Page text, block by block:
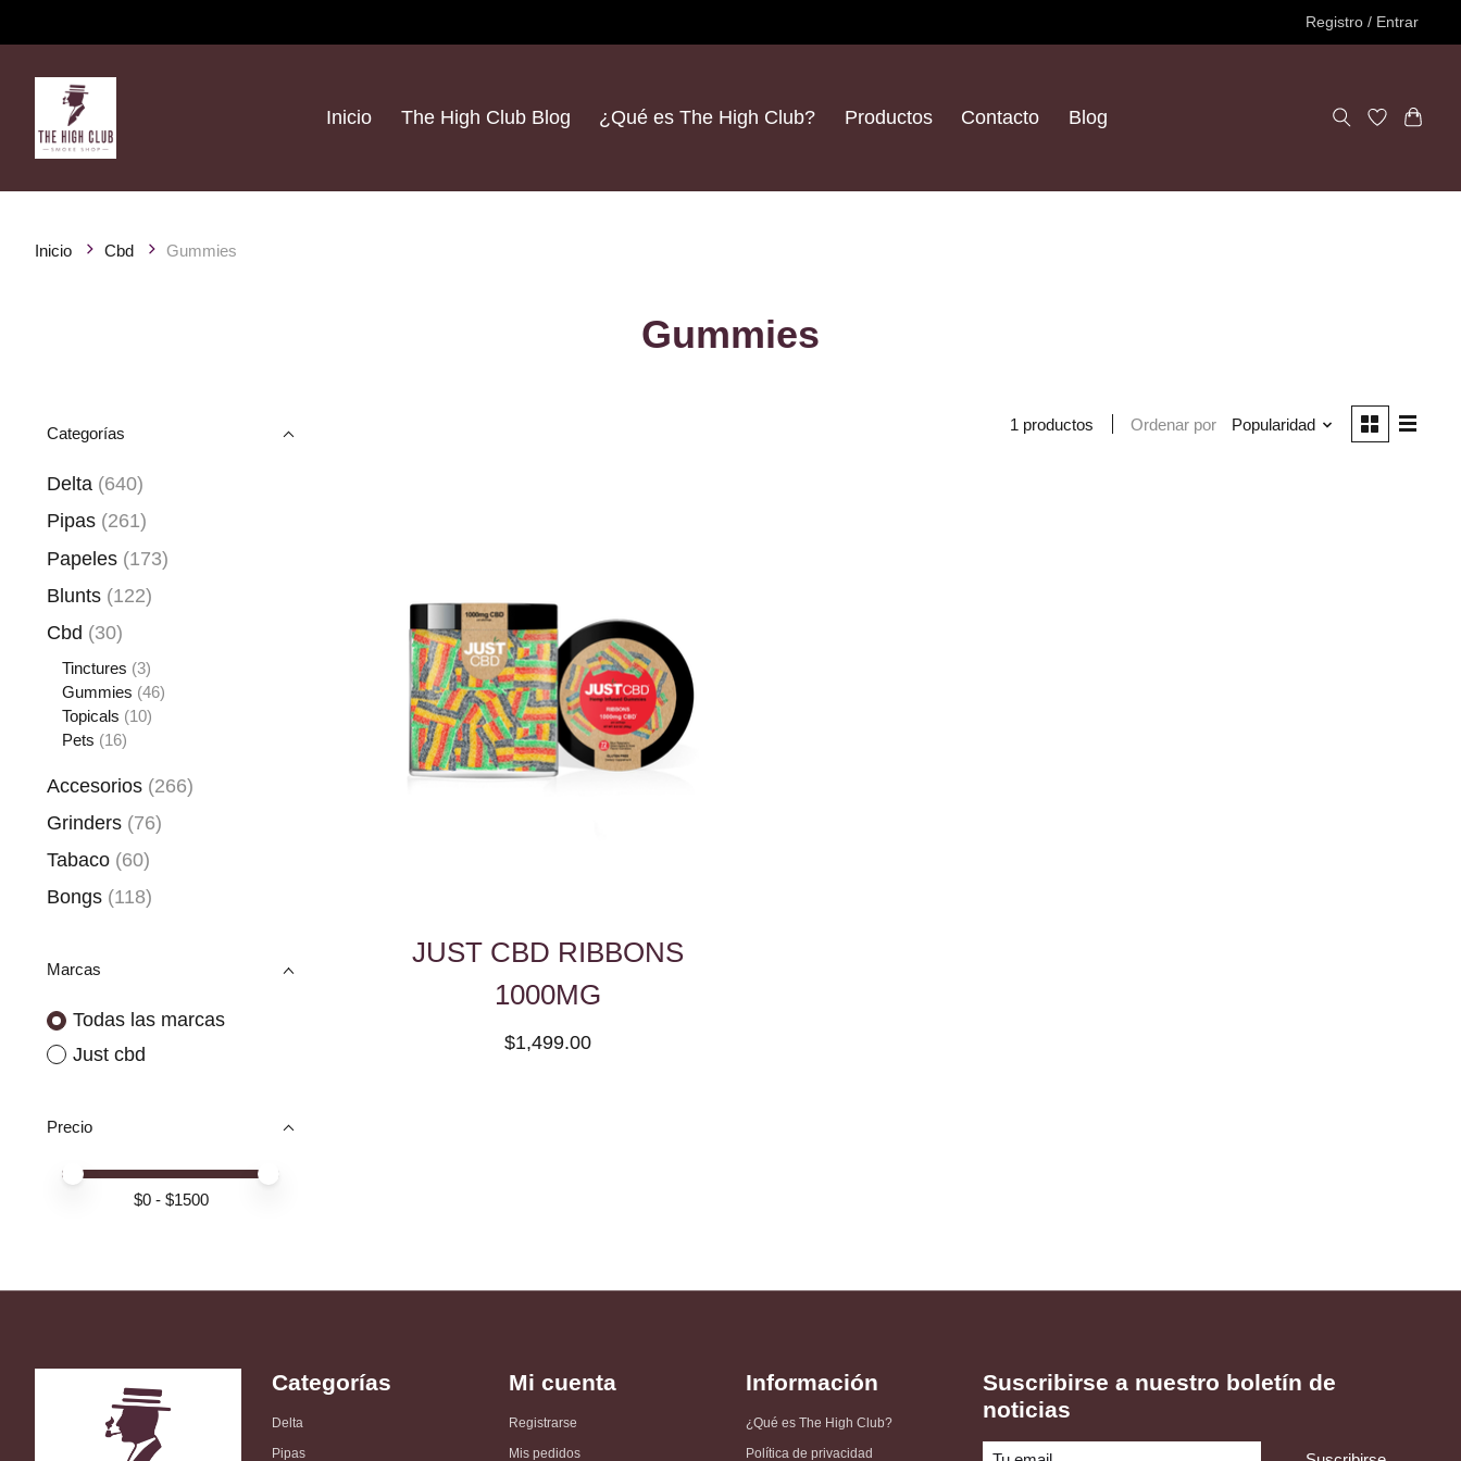
Registro / Entrar
Inicio The High Club Blog ¿Qué es The High Club? Productos Contacto Blog
Inicio Cbd Gummies
Gummies
Categorías
Delta (640)
Pipas (261)
Papeles (173)
Blunts (122)
Cbd (30)
Tinctures (3)
Gummies (46)
Topicals (10)
Pets (16)
Accesorios (266)
Grinders (76)
Tabaco (60)
Bongs (118)
Marcas
Todas las marcas
Just cbd
Precio
Price minimum value
Price maximum value
$0- $1500
1 productos Ordenar por Popularidad
JUST CBD RIBBONS
1000MG
$1,499.00
Categorías
Delta
Pipas
Mi cuenta
Registrarse
Mis pedidos
Información
¿Qué es The High Club?
Política de privacidad
Suscribirse a nuestro boletín de
noticias